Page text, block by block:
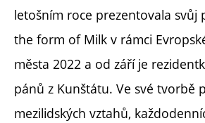
letošním roce prezentovala svůj
the form of Milk v rámci
města 2022 a od září je
pánů z Kunštátu. Ve své tvorbě
mezilidských vztahů,